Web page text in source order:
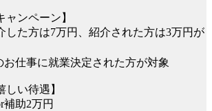
ャンペーン】
した方は7万円、紹介された方は3万円が
仕事に就業決定された方が対象
しい待遇】
助2万円